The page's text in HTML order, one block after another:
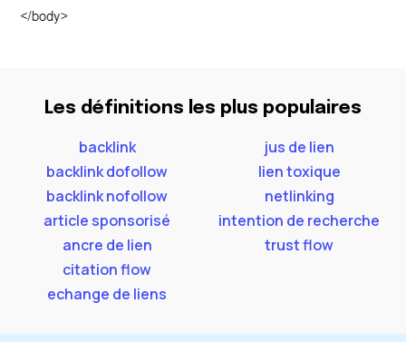
Les définitions les plus populaires
backlink
backlink dofollow
backlink nofollow
article sponsorisé
ancre de lien
citation flow
echange de liens
jus de lien
lien toxique
netlinking
intention de recherche
trust flow